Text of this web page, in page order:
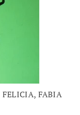
FELICIA, FABIA